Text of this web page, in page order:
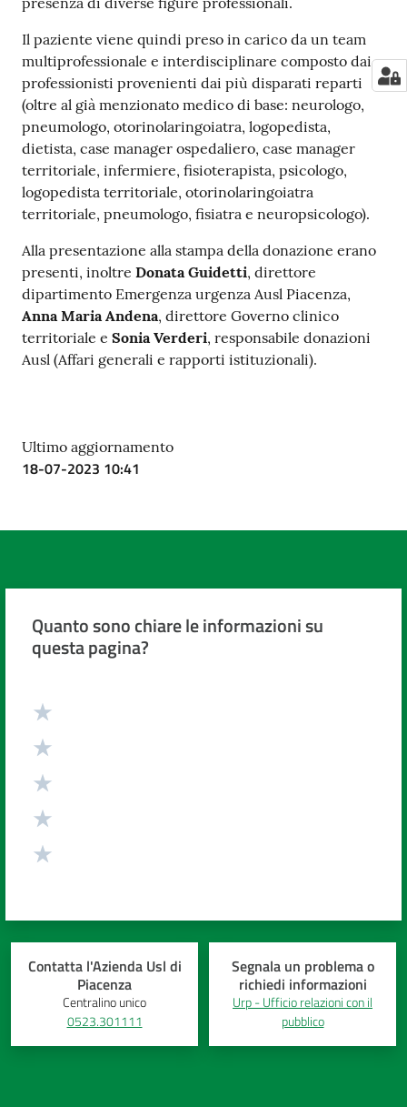
Il paziente viene quindi preso in carico da un team
multiprofessionale e interdisciplinare composto dai
professionisti provenienti dai più disparati reparti
(oltre al già menzionato medico di base: neurologo,
pneumologo, otorinolaringoiatra, logopedista,
dietista, case manager ospedaliero, case manager
territoriale, infermiere, fisioterapista, psicologo,
logopedista territoriale, otorinolaringoiatra
territoriale, pneumologo, fisiatra e neuropsicologo).
Alla presentazione alla stampa della donazione erano
presenti, inoltre Donata Guidetti, direttore
dipartimento Emergenza urgenza Ausl Piacenza,
Anna Maria Andena, direttore Governo clinico
territoriale e Sonia Verderi, responsabile donazioni
Ausl (Affari generali e rapporti istituzionali).
Ultimo aggiornamento
18-07-2023 10:41
Quanto sono chiare le informazioni su
questa pagina?
Contatta l'Azienda Usl di
Piacenza
Centralino unico
0523.301111
Segnala un problema o
richiedi informazioni
Urp - Ufficio relazioni con il
pubblico